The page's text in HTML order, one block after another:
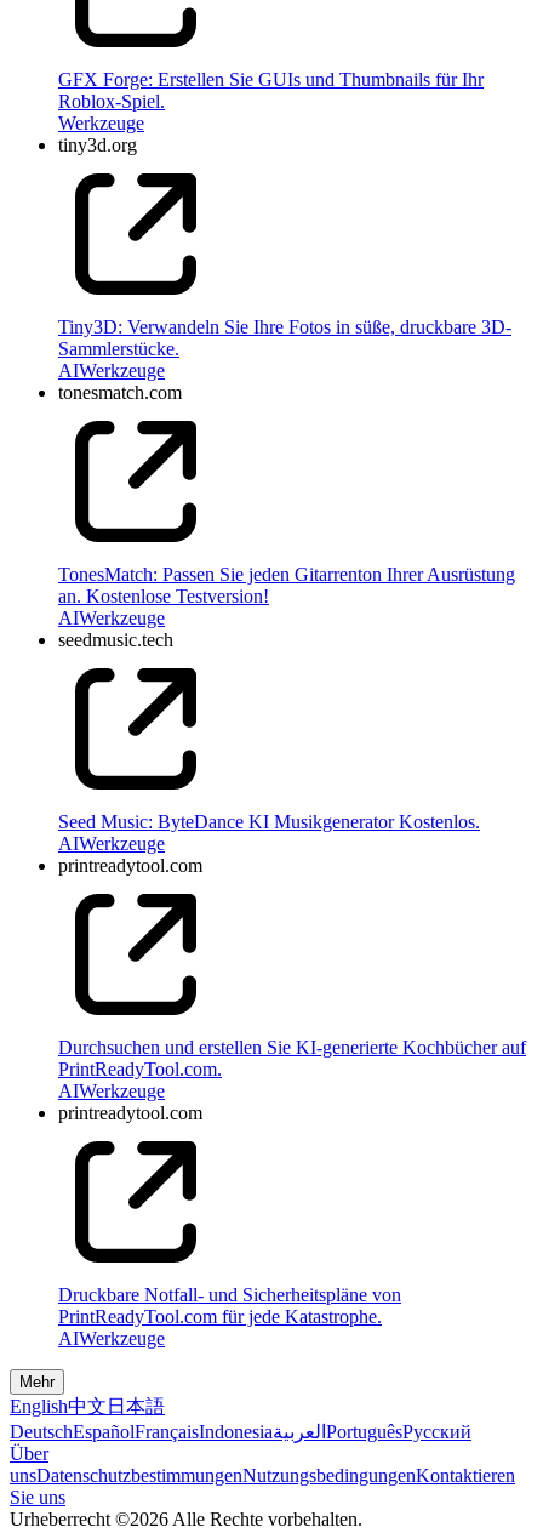
GFX Forge: Erstellen Sie GUIs und Thumbnails für Ihr
Roblox-Spiel.
Werkzeuge
tiny3d.org
Tiny3D: Verwandeln Sie Ihre Fotos in süße, druckbare 3D-
Sammlerstücke.
AIWerkzeuge
tonesmatch.com
TonesMatch: Passen Sie jeden Gitarrenton Ihrer Ausrüstung
an. Kostenlose Testversion!
AIWerkzeuge
seedmusic.tech
Seed Music: ByteDance KI Musikgenerator Kostenlos.
AIWerkzeuge
printreadytool.com
Durchsuchen und erstellen Sie KI-generierte Kochbücher auf
PrintReadyTool.com.
AIWerkzeuge
printreadytool.com
Druckbare Notfall- und Sicherheitspläne von
PrintReadyTool.com für jede Katastrophe.
AIWerkzeuge
Mehr
English中文 日本語
DeutschEspañolFrançaisIndonesiaالعربية PortuguêsPусский
Über
unsDatenschutzbestimmungenNutzungsbedingungenKontaktieren
Sie uns
Urheberrecht ©2026 Alle Rechte vorbehalten.